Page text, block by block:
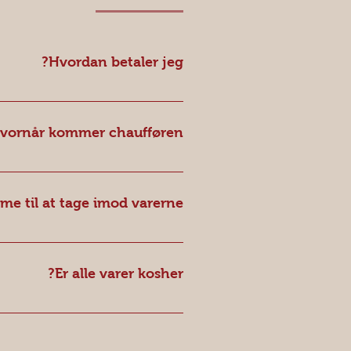
Hvordan betaler jeg?
kommer chaufføren?
vil du modtage en
før, og leverer til dig på
til at tage imod varerne?
dine varer til butikken. Dine
Er alle varer kosher?